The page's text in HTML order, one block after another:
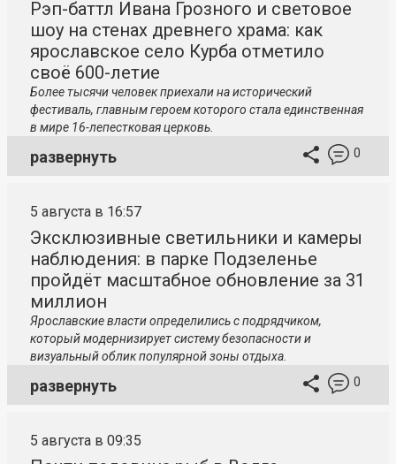
Рэп-баттл Ивана Грозного и световое
шоу на стенах древнего храма: как
ярославское село Курба отметило
своё 600-летие
Более тысячи человек приехали на исторический
фестиваль, главным героем которого стала единственная
в мире 16-лепестковая церковь.
развернуть 0
5 августа в 16:57
Эксклюзивные светильники и камеры
наблюдения: в парке Подзеленье
пройдёт масштабное обновление за 31
миллион
Ярославские власти определились с подрядчиком,
который модернизирует систему безопасности и
визуальный облик популярной зоны отдыха.
развернуть 0
5 августа в 09:35